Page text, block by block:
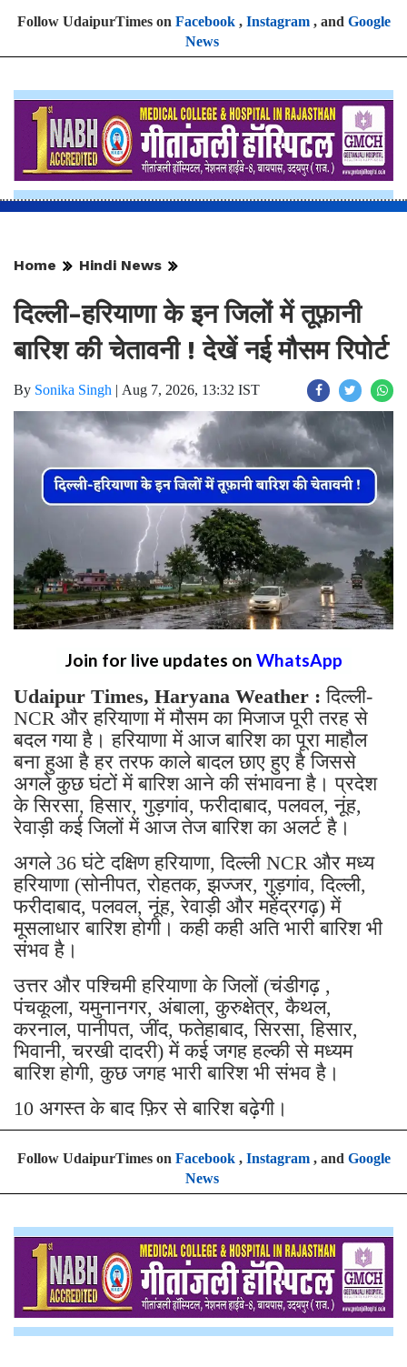
Follow UdaipurTimes on Facebook, Instagram, and Google
News
Home Hindi News
दिल्ली-हरियाणा के इन जिलों में तूफ़ानी
बारिश की चेतावनी ! देखें नई मौसम रिपोर्ट
By Sonika Singh | Aug 7, 2026, 13:32 IST
Join for live updates on WhatsApp
Udaipur Times, Haryana Weather : दिल्ली-
NCR और हरियाणा में मौसम का मिजाज पूरी तरह से
बदल गया है। हरियाणा में आज बारिश का पूरा माहौल
बना हुआ है हर तरफ काले बादल छाए हुए है जिससे
अगले कुछ घंटों में बारिश आने की संभावना है। प्रदेश
के सिरसा, हिसार, गुड़गांव, फरीदाबाद, पलवल, नूंह,
रेवाड़ी कई जिलों में आज तेज बारिश का अलर्ट है।
अगले 36 घंटे दक्षिण हरियाणा, दिल्ली NCR और मध्य
हरियाणा (सोनीपत, रोहतक, झज्जर, गुड़गांव, दिल्ली,
फरीदाबाद, पलवल, नूंह, रेवाड़ी और महेंद्रगढ़) में
मूसलाधार बारिश होगी। कही कही अति भारी बारिश भी
संभव है।
उत्तर और पश्चिमी हरियाणा के जिलों (चंडीगढ़ ,
पंचकूला, यमुनानगर, अंबाला, कुरुक्षेत्र, कैथल,
करनाल, पानीपत, जींद, फतेहाबाद, सिरसा, हिसार,
भिवानी, चरखी दादरी) में कई जगह हल्की से मध्यम
बारिश होगी, कुछ जगह भारी बारिश भी संभव है।
10 अगस्त के बाद फ़िर से बारिश बढ़ेगी।
Follow UdaipurTimes on Facebook, Instagram, and Google
News